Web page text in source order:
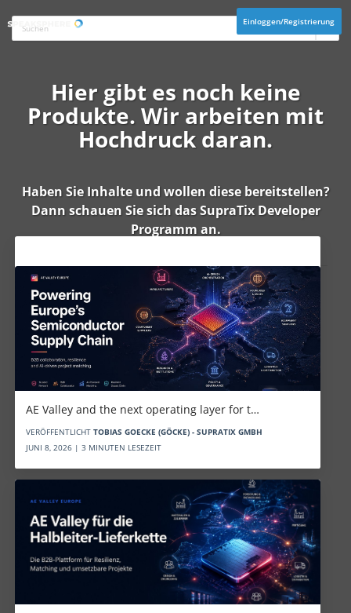
Einloggen/Registrierung
Hier gibt es noch keine
Produkte. Wir arbeiten mit
Hochdruck daran.
Haben Sie Inhalte und wollen diese bereitstellen?
Dann schauen Sie sich dasSupraTix Developer
Programm an.
AE Valley and the next operating layer for t…
VERÖFFENTLICHT TOBIAS GOECKE (GÖCKE) - SUPRATIX GMBH
JUNI 8, 2026 | 3 MINUTEN LESEZEIT